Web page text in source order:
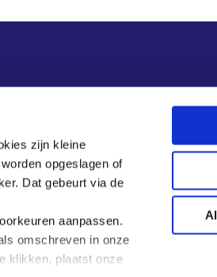
zijn kleine
opgeslagen of
Dat gebeurt via de
aanpassen.
omschreven in onze
klikken, plaatst onze